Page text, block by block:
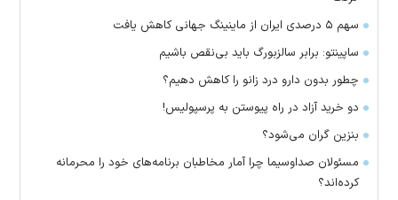
سهم ۵ درصدی ایران از ماینینگ جهانی کاهش یافت
ساپینتو: برابر سالزبورگ باید بی‌نقص باشیم
چطور بدون دارو درد زانو را کاهش دهیم؟
دو خرید آزاد در راه پیوستن به پرسپولیس!
بنزین گران می‌شود؟
مسئولان صداوسیما چرا آمار مخاطبان برنامه‌های خود را محرمانه
کرده‌اند؟